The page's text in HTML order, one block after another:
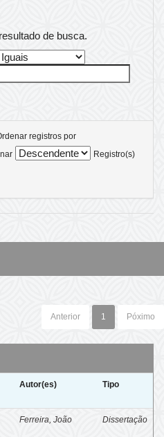
de busca.
registros por
Registro(s)
Anterior 1 Póximo
Autor(es) Tipo
Ferreira, João Dissertação